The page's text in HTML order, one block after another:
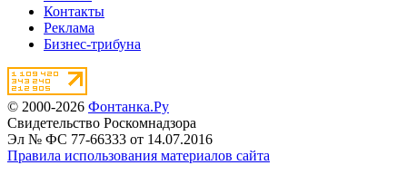
Контакты
Реклама
Бизнес-трибуна
© 2000-2026 Фонтанка.Ру
Свидетельство Роскомнадзора
Эл № ФС 77-66333 от 14.07.2016
Правила использования материалов сайта